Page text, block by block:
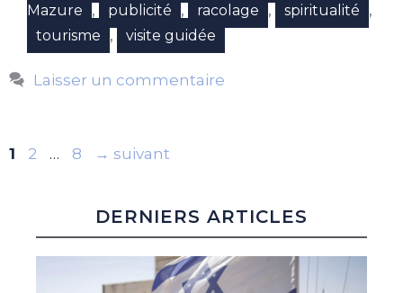
Mazure , publicité , racolage , spiritualité ,
tourisme , visite guidée
Laisser un commentaire
Page
1 Page
2 … Page
8 → suivant
DERNIERS ARTICLES